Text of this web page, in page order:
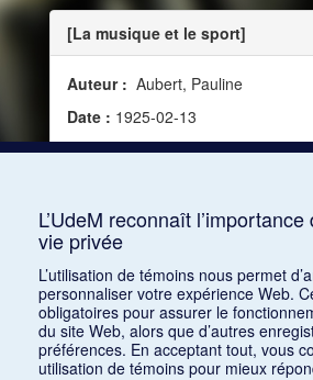
[La musique et le sport]
Auteur : Aubert, Pauline
Date : 1925-02-13
Source :Le Guide du concert,
L’UdeM reconnaît
vie privée
L’utilisation de témoins nous permet
personnaliser votre expérience Web.
obligatoires pour assurer le
du site Web, alors que d’autres
préférences. En acceptant tout, vous
utilisation de témoins pour mieux